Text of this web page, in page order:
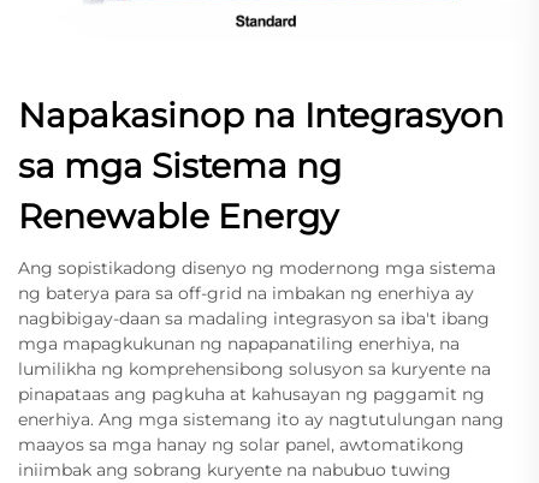
Napakasinop na Integrasyon
sa mga Sistema ng
Renewable Energy
Ang sopistikadong disenyo ng modernong mga sistema
ng baterya para sa off-grid na imbakan ng enerhiya ay
nagbibigay-daan sa madaling integrasyon sa iba't ibang
mga mapagkukunan ng napapanatiling enerhiya, na
lumilikha ng komprehensibong solusyon sa kuryente na
pinapataas ang pagkuha at kahusayan ng paggamit ng
enerhiya. Ang mga sistemang ito ay nagtutulungan nang
maayos sa mga hanay ng solar panel, awtomatikong
iniimbak ang sobrang kuryente na nabubuo tuwing